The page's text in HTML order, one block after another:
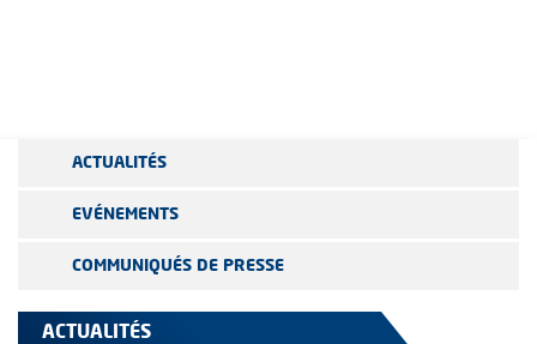
ACTUALITÉS
EVÉNEMENTS
COMMUNIQUÉS DE PRESSE
ACTUALITÉS